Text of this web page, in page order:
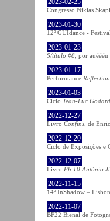
2023-02-25
Congresso Nikias
2023-01-30
12º GUIdance -
2023-01-23
S/título #8 , por
2023-01-17
Performance Reflection
2023-01-03
Ciclo Jean-Luc
2022-12-27
Livro Confins , de
2022-12-20
Ciclo de Exposições e
2022-12-07
Livro Ph.10 António
2022-11-15
14º InShadow –
2022-11-07
BF22 Bienal de